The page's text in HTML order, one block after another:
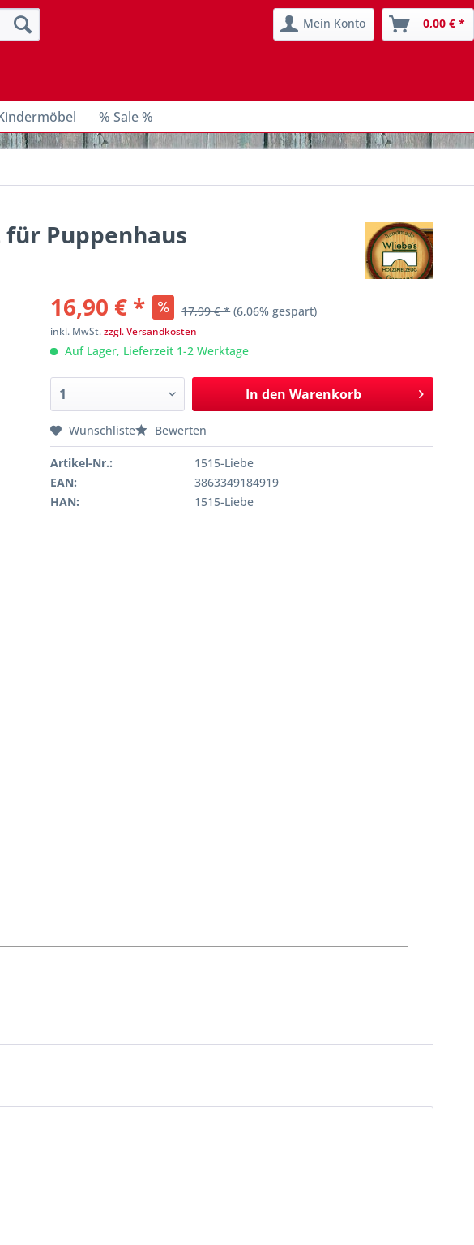
Mein Konto 0,00 € *
% Sale %
für Puppenhaus
16,90 € * 17,99 € * (6,06% gespart)
inkl. MwSt.zzgl. Versandkosten
Auf Lager, Lieferzeit 1-2 Werktage
In den Warenkorb
Wunschliste Bewerten
Artikel-Nr.:
1515-Liebe
EAN:
3863349184919
HAN:
1515-Liebe